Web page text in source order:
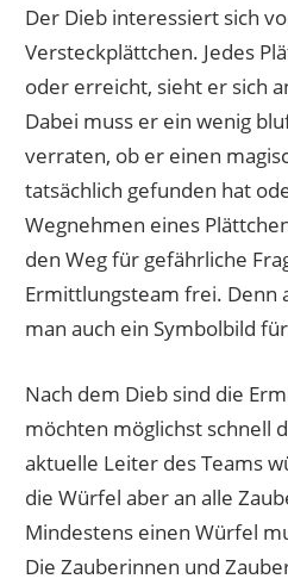
Der Dieb interessiert sich
Versteckplättchen. Jedes
oder erreicht, sieht er sich
Dabei muss er ein wenig
verraten, ob er einen
tatsächlich gefunden hat
Wegnehmen eines
den Weg für gefährliche
Ermittlungsteam frei. Denn
man auch ein Symbolbild
Nach dem Dieb sind die
möchten möglichst schnell
aktuelle Leiter des Teams
die Würfel aber an alle
Mindestens einen Würfel
Die Zauberinnen und